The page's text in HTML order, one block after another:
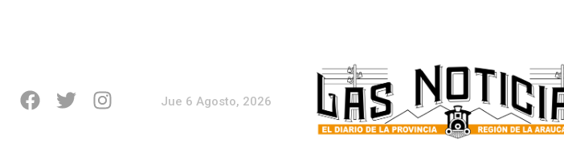
Jue 6 Agosto, 2026